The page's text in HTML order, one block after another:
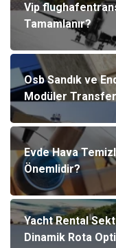
Vip
Tamamlanır?
Osb Sandık ve
Modüler
Evde Hava
Önemlidir?
Yacht Rental
Dinamik Rota